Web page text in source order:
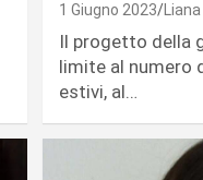
1 Giugno 2023
Il progetto della
limite al numero
estivi, al…